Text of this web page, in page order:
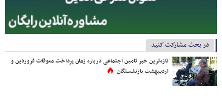
در بحث مشارکت کنید
تازه‌ترین خبر تامین اجتماعی درباره زمان پرداخت معوقات فروردین و
اردیبهشت بازنشستگان